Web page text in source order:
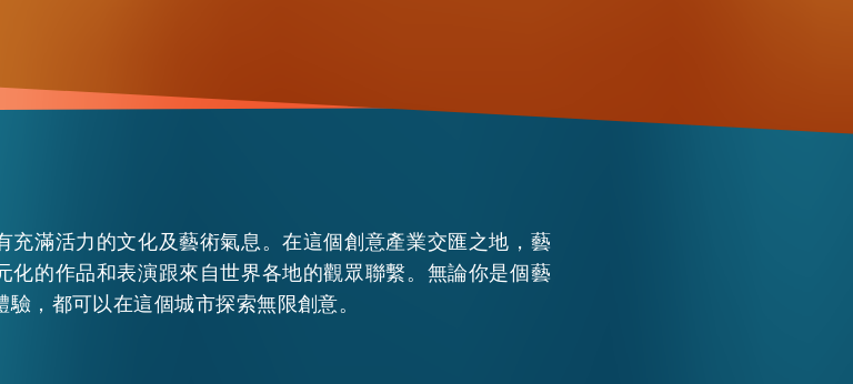
EN 繁 简
EMAIL
充滿活力的文化及藝術氣息。在這個創意產業交匯之地，藝
化的作品和表演跟來自世界各地的觀眾聯繫。無論你是個藝
，都可以在這個城市探索無限創意。